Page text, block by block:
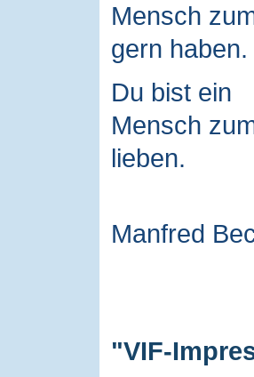
Mensch
gern haben.
Du bist ein
Mensch
lieben.
Manfred
"VIF-